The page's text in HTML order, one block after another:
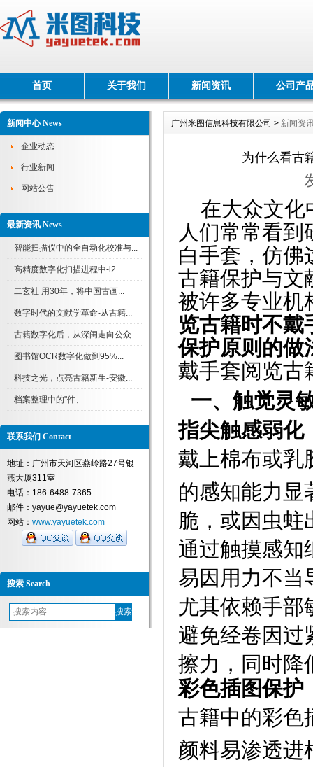
首页 关于我们 新闻资讯 公司产
新闻中心 News
企业动态
行业新闻
网站公告
最新资讯 News
智能扫描仪中的全自动化校准与...
高精度数字化扫描进程中-i2...
二玄社 用30年，将中国古画...
数字时代的文献学革命-从古籍...
古籍数字化后，从深闺走向公众...
图书馆OCR数字化做到95%...
科技之光，点亮古籍新生-安徽...
档案整理中的"件、...
联系我们 Contact
地址：广州市天河区燕岭路27号银
燕大厦311室
电话：186-6488-7365
邮件：yayue@yayuetek.com
网站： www.yayuetek.com
搜索 Search
广州米图信息科技有限公司 > 新闻资
为什么看古
在大众文化
人们常常看
白手套，仿佛
古籍保护与文
被许多专业机
览古籍时不戴
保护原则的做
戴手套阅览古
一、触觉灵
指尖触感弱化
戴上棉布或乳
的感知能力显
脆，或因虫蛀
通过触摸感知
易因用力不当
尤其依赖手部
避免经卷因过
擦力，同时降
彩色插图保护
古籍中的彩色
颜料易渗透进